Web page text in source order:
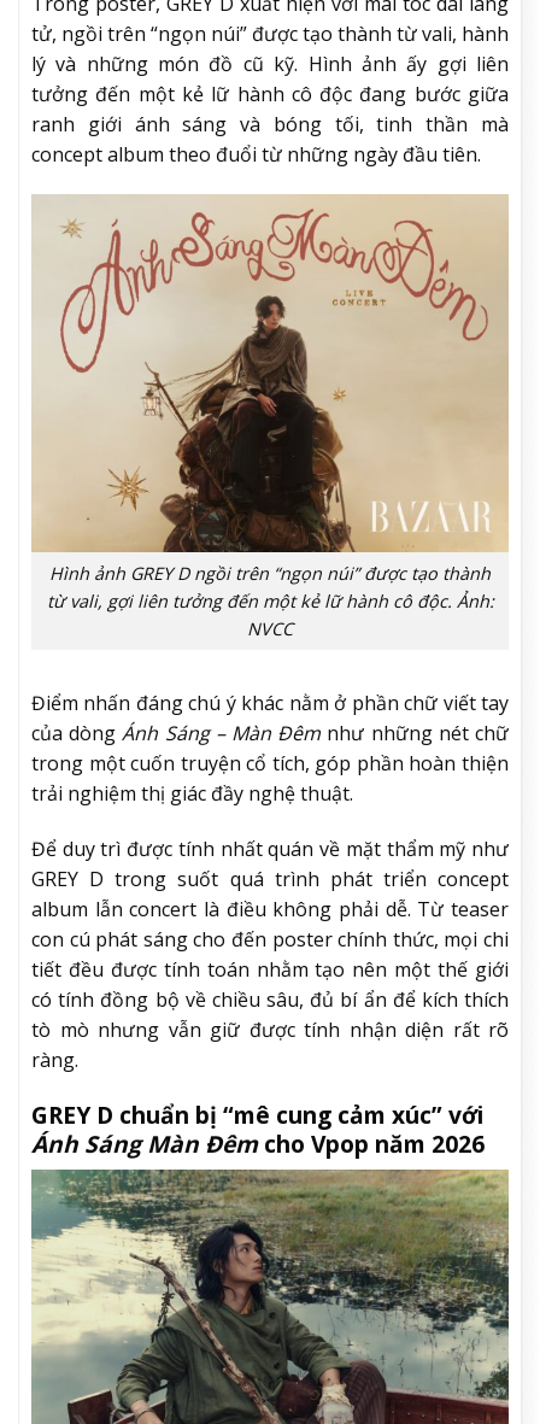
tử, ngồi trên “ngọn núi” được tạo thành từ vali, hành
lý và những món đồ cũ kỹ. Hình ảnh ấy gợi liên
tưởng đến một kẻ lữ hành cô độc đang bước giữa
ranh giới ánh sáng và bóng tối, tinh thần mà
concept album theo đuổi từ những ngày đầu tiên.
Hình ảnh GREY D ngồi trên “ngọn núi” được tạo thành
từ vali, gợi liên tưởng đến một kẻ lữ hành cô độc. Ảnh:
NVCC
Điểm nhấn đáng chú ý khác nằm ở phần chữ viết tay
của dòngÁnh Sáng – Màn Đêm như những nét chữ
trong một cuốn truyện cổ tích, góp phần hoàn thiện
trải nghiệm thị giác đầy nghệ thuật.
Để duy trì được tính nhất quán về mặt thẩm mỹ như
GREY D trong suốt quá trình phát triển concept
album lẫn concert là điều không phải dễ. Từ teaser
con cú phát sáng cho đến poster chính thức, mọi chi
tiết đều được tính toán nhằm tạo nên một thế giới
có tính đồng bộ về chiều sâu, đủ bí ẩn để kích thích
tò mò nhưng vẫn giữ được tính nhận diện rất rõ
ràng.
GREY D chuẩn bị “mê cung cảm xúc” với
Ánh Sáng Màn Đêmcho Vpop năm 2026